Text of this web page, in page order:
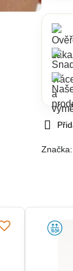
Značka: